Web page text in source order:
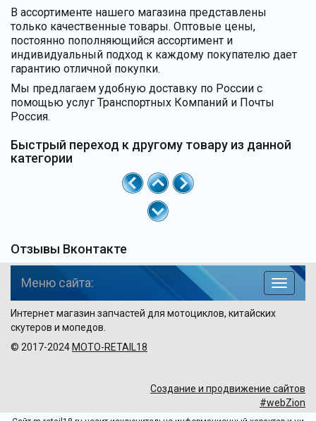
В ассортименте нашего магазина представлены
только качественные товары. Оптовые цены,
постоянно пополняющийся ассортимент и
индивидуальный подход к каждому покупателю дает
гарантию отличной покупки.
Мы предлагаем удобную доставку по России с
помощью услуг Транспортных Компаний и Почты
Россия.
Быстрый переход к другому товару из данной
категории
Отзывы Вконтакте
по
Меню сайта:
Интернет магазин запчастей для мотоциклов, китайских
скутеров и мопедов.
© 2017-2024 MOTO-RETAIL18
Создание и продвижение сайтов
#webZion